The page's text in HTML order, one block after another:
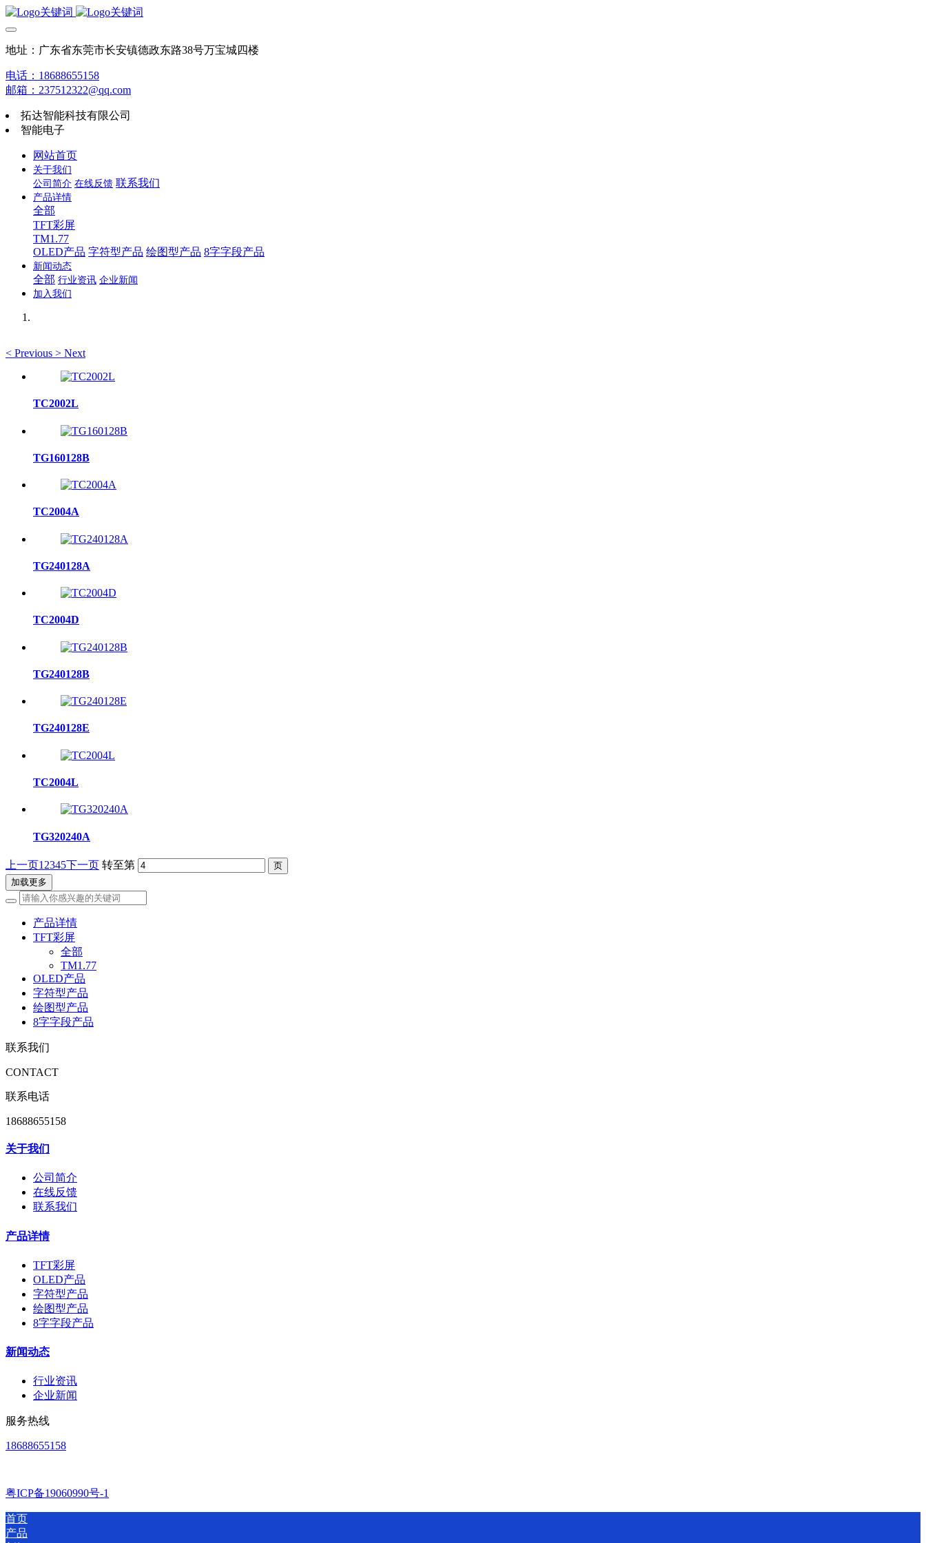
地址：广东省东莞市长安镇德政东路38号万宝城四楼
电话：18688655158
邮箱：237512322@qq.com
拓达智能科技有限公司
智能电子
网站首页
关于我们
公司简介 在线反馈 联系我们
产品详情
全部
TFT彩屏
TM1.77
OLED产品 字符型产品 绘图型产品 8字字段产品
新闻动态
全部 行业资讯 企业新闻
加入我们
< Previous > Next
TC2002L
TG160128B
TC2004A
TG240128A
TC2004D
TG240128B
TG240128E
TC2004L
TG320240A
上一页1 2345下一页 转至第
加载更多
产品详情
TFT彩屏
全部
TM1.77
OLED产品
字符型产品
绘图型产品
8字字段产品
联系我们
CONTACT
联系电话
18688655158
关于我们
公司简介
在线反馈
联系我们
产品详情
TFT彩屏
OLED产品
字符型产品
绘图型产品
8字字段产品
新闻动态
行业资讯
企业新闻
服务热线
18688655158
粤ICP备19060990号-1
首页
产品